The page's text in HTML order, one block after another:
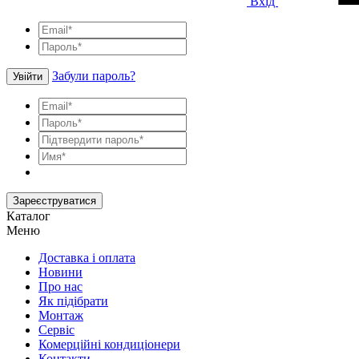
Увійти Забули пароль?
Зареєструватися
Каталог
Меню
Доставка і оплата
Новини
Про нас
Як підібрати
Монтаж
Сервіс
Комерційні кондиціонери